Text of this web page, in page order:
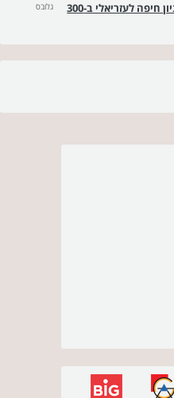
דלק נדל"ן במו"מ למכירת קניון חיפה לעזריאלי ב-300
גלובס